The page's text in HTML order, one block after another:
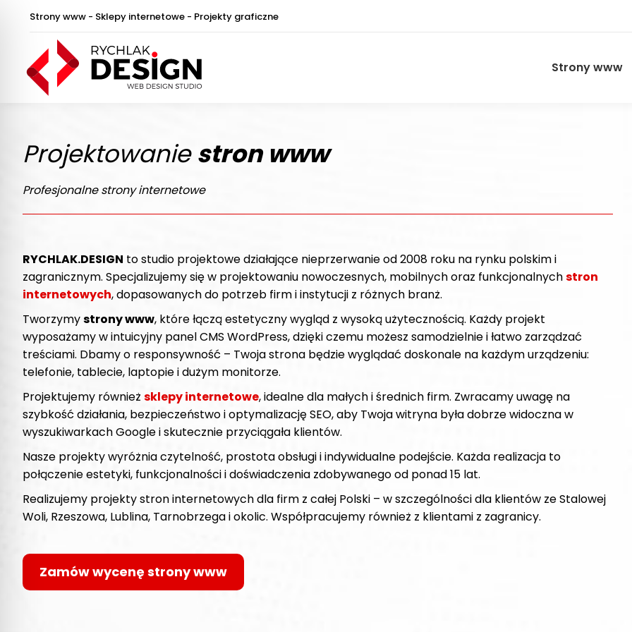
Strony www - Sklepy internetowe - Projekty graficzne
Strony www
Projektowaniestron www
Profesjonalne strony internetowe
RYCHLAK.DESIGN to studio projektowe działające nieprzerwanie od 2008 roku na rynku polskim i
zagranicznym. Specjalizujemy się w projektowaniu nowoczesnych, mobilnych oraz funkcjonalnychstron
internetowych, dopasowanych do potrzeb firm i instytucji z różnych branż.
Tworzymystrony www, które łączą estetyczny wygląd z wysoką użytecznością. Każdy projekt
wyposażamy w intuicyjny panel CMS WordPress, dzięki czemu możesz samodzielnie i łatwo zarządzać
treściami. Dbamy o responsywność – Twoja strona będzie wyglądać doskonale na każdym urządzeniu:
telefonie, tablecie, laptopie i dużym monitorze.
Projektujemy również sklepy internetowe, idealne dla małych i średnich firm. Zwracamy uwagę na
szybkość działania, bezpieczeństwo i optymalizację SEO, aby Twoja witryna była dobrze widoczna w
wyszukiwarkach Google i skutecznie przyciągała klientów.
Nasze projekty wyróżnia czytelność, prostota obsługi i indywidualne podejście. Każda realizacja to
połączenie estetyki, funkcjonalności i doświadczenia zdobywanego od ponad 15 lat.
Realizujemy projekty stron internetowych dla firm z całej Polski – w szczególności dla klientów ze Stalowej
Woli, Rzeszowa, Lublina, Tarnobrzega i okolic. Współpracujemy również z klientami z zagranicy.
Zamów wycenę strony www